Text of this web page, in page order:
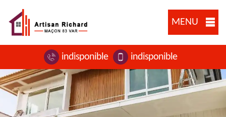
MENU
indisponible indisponible